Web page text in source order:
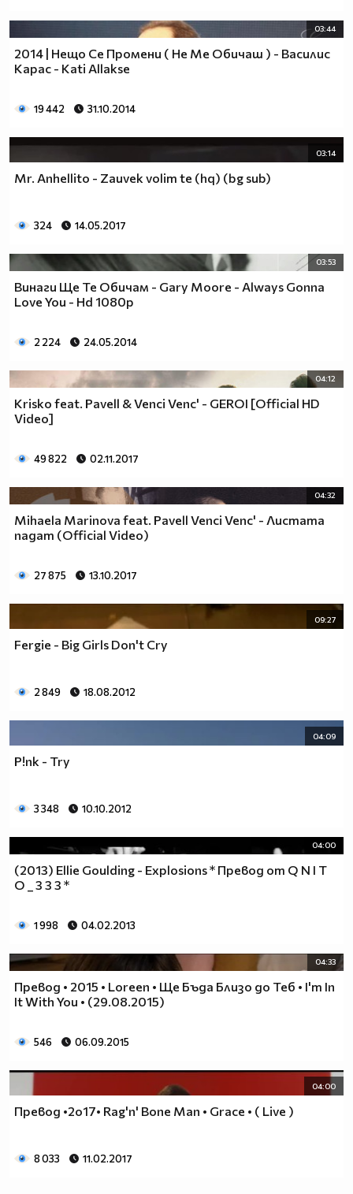
03:44
2014 | Нещо Се Промени ( Не Ме Обичаш ) - Василис
Карас - Kati Allakse
19 442 31.10.2014
03:14
Mr. Anhellito - Zauvek volim te (hq) (bg sub)
324 14.05.2017
03:53
Винаги Ще Те Обичам - Gary Moore - Always Gonna
Love You - Hd 1080p
2 224 24.05.2014
04:12
Krisko feat. Pavell & Venci Venc' - GEROI [Official HD
Video]
49 822 02.11.2017
04:32
Mihaela Marinova feat. Pavell Venci Venc' - Листата
падат (Official Video)
27 875 13.10.2017
09:27
Fergie - Big Girls Don't Cry
2 849 18.08.2012
04:09
P!nk - Try
3 348 10.10.2012
04:00
(2013) Ellie Goulding - Explosions * Превод от Q N I T
O _ 3 3 3 *
1 998 04.02.2013
04:33
Превод • 2015 • Loreen • Ще Бъда Близо до Теб • I'm In
It With You • (29.08.2015)
546 06.09.2015
04:00
Превод •2o17• Rag'n' Bone Man • Grace • ( Live )
8 033 11.02.2017